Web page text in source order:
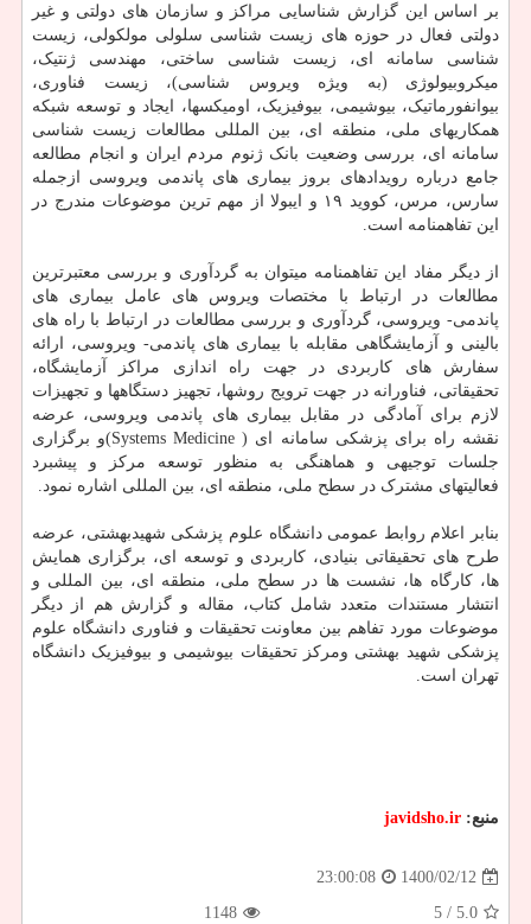
بر اساس این گزارش شناسایی مراکز و سازمان های دولتی و غیر
دولتی فعال در حوزه های زیست شناسی سلولی مولکولی، زیست
شناسی سامانه ای، زیست شناسی ساختی، مهندسی ژنتیک،
میکروبیولوژی (به ویژه ویروس شناسی)، زیست فناوری،
بیوانفورماتیک، بیوشیمی، بیوفیزیک، اومیکس­ها، ایجاد و توسعه شبکه
همکاری­های ملی، منطقه ای، بین المللی مطالعات زیست شناسی
سامانه ای، بررسی وضعیت بانک ژنوم مردم ایران و انجام مطالعه
جامع درباره رویدادهای بروز بیماری های پاندمی ویروسی ازجمله
سارس، مرس، کووید ۱۹ و ایبولا از مهم ترین موضوعات مندرج در
این تفاهمنامه است.
از دیگر مفاد این تفاهمنامه میتوان به گردآوری و بررسی معتبرترین
مطالعات در ارتباط با مختصات ویروس های عامل بیماری های
پاندمی- ویروسی، گردآوری و بررسی مطالعات در ارتباط با راه های
بالینی و آزمایشگاهی مقابله با بیماری های پاندمی- ویروسی، ارائه
سفارش های کاربردی در جهت راه اندازی مراکز آزمایشگاه،
تحقیقاتی، فناورانه در جهت ترویج روشها، تجهیز دستگاهها و تجهیزات
لازم برای آمادگی در مقابل بیماری های پاندمی ویروسی، عرضه
نقشه راه برای پزشکی سامانه ای ( Systems Medicine)و برگزاری
جلسات توجیهی و هماهنگی به منظور توسعه مرکز و پیشبرد
فعالیتهای مشترک در سطح ملی، منطقه ای، بین المللی اشاره نمود.
بنابر اعلام روابط عمومی دانشگاه علوم پزشکی شهیدبهشتی، عرضه
طرح های تحقیقاتی بنیادی، کاربردی و توسعه ای، برگزاری همایش
ها، کارگاه ها، نشست ها در سطح ملی، منطقه ای، بین المللی و
انتشار مستندات متعدد شامل کتاب، مقاله و گزارش هم از دیگر
موضوعات مورد تفاهم بین معاونت تحقیقات و فناوری دانشگاه علوم
پزشکی شهید بهشتی ومرکز تحقیقات بیوشیمی و بیوفیزیک دانشگاه
تهران است.
منبع: javidsho.ir
1400/02/12
23:00:08
5.0
/ 5
1148